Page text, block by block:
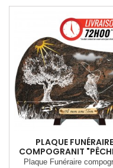
PLAQUE FUNÉRAIRE
COMPOGRANIT
Plaque Funéraire